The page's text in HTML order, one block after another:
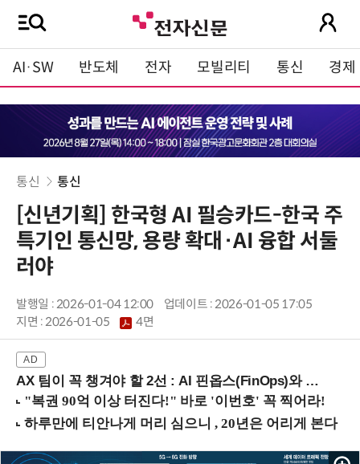
AI·SW 반도체 전자 모빌리티 통신 경제
통신 통신
[신년기획] 한국형 AI 필승카드-한국 주
특기인 통신망, 용량 확대·AI 융합 서둘
러야
발행일 : 2026-01-04 12:00
업데이트 : 2026-01-05 17:05
지면 :2026-01-05 4면
AX 팀이 꼭 챙겨야 할 2선 : AI 핀옵스(FinOps)와 토큰 거버넌스 (8/21 잠실역)